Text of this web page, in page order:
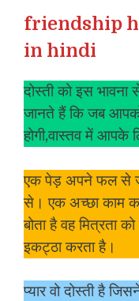
friendship
in hindi
दोस्ती को इस भावना
जानते हैं कि जब
होगी,वास्तव में आपके
एक पेड़ अपने फल से
से। एक अच्छा काम
बोता है वह मित्रता
इकट्ठा करता है।
प्यार वो दोस्ती है